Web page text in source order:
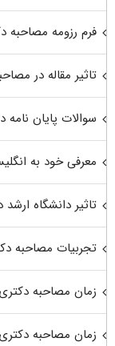
فرم رزومه مصاحبه
تاثیر مقاله در
سوالات پایان
معرفی خود به
تاثیر دانشگاه
تجربیات مصاحبه
زمان مصاحبه دکتری
زمان مصاحبه دکتری